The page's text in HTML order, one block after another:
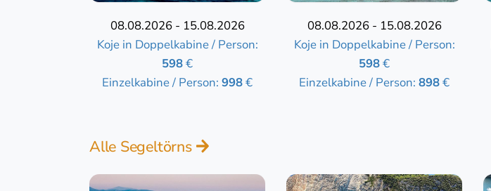
08.08.2026 - 15.08.2026
Koje in Doppelkabine / Person:
598€
Einzelkabine / Person: 998€
08.08.2026 - 15.08.2026
Koje in Doppelkabine / Person:
598€
Einzelkabine / Person: 898€
Alle Segeltörns